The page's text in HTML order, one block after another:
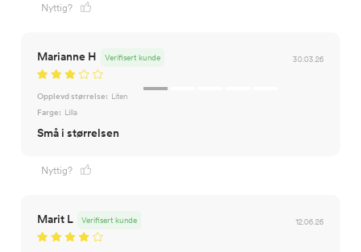
Nyttig?
Marianne H 30.03.26
Verifisert kunde
Opplevd størrelse: Liten
Farge: Lilla
Små i størrelsen
Nyttig?
Marit L 12.06.26
Verifisert kunde